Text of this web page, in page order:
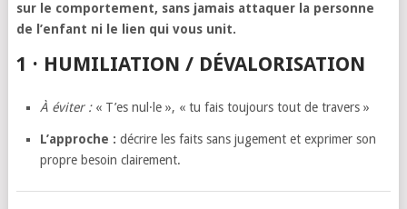
sur le comportement, sans jamais attaquer la personne
de l’enfant ni le lien qui vous unit.
1 · HUMILIATION / DÉVALORISATION
À éviter :« T’es nul·le », « tu fais toujours tout de travers »
L’approche : décrire les faits sans jugement et exprimer son
propre besoin clairement.